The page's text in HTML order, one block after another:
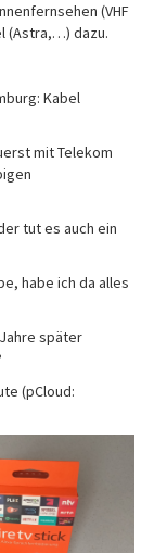
(VHF
(Astra,…) dazu.
Kabel
mit Telekom
tut es auch ein
habe ich da alles
später
(pCloud: